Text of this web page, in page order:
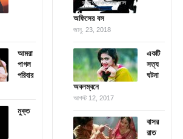
আমরা
পাগল
পরিবার
মুক্ত
অফিসের বস
জানু. 23, 2018
একটি
সত্য
ঘটনা
অবলম্বনে
আগস্ট 12, 2017
বাসর
রাত